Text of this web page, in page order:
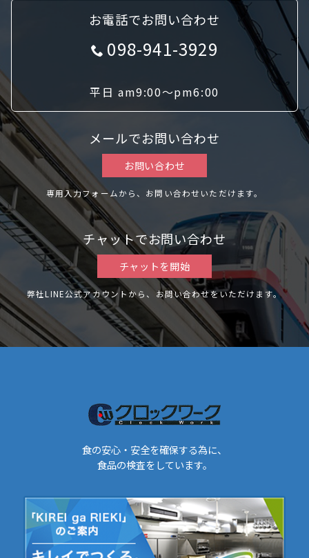
お電話でお問い合わせ
098-941-3929
平日 am9:00〜pm6:00
メールでお問い合わせ
お問い合わせ
専用入力フォームから、お問い合わせいただけます。
チャットでお問い合わせ
チャットを開始
弊社LINE公式アカウントから、お問い合わせをいただけます。
食の安心・安全を確保する為に、
食品の検査をしています。